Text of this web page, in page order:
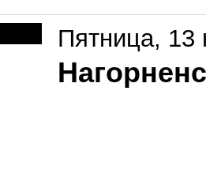
Пятница, 13